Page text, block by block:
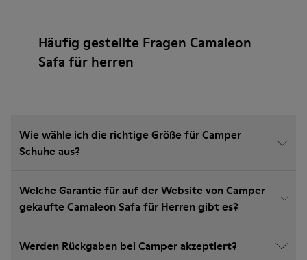
Häufig gestellte Fragen Camaleon
Safa für herren
Wie wähle ich die richtige Größe für Camper
Schuhe aus?
Welche Garantie für auf der Website von Camper
gekaufte Camaleon Safa für Herren gibt es?
Werden Rückgaben bei Camper akzeptiert?